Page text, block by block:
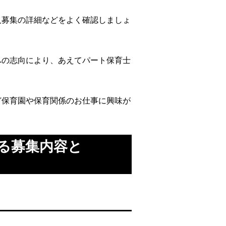
集の詳細などをよく確認しましょ
志向により、あえてパート保育士
育園や保育関係のお仕事に興味が
募集内容と